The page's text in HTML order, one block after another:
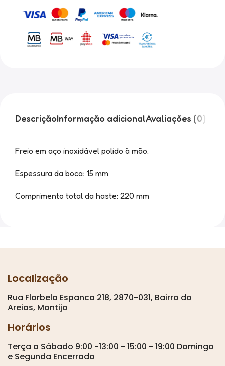
DescriçãoInformação adicionalAvaliações (0)
Freio em aço inoxidável polido à mão.
Espessura da boca: 15 mm
Comprimento total da haste: 220 mm
Localização
Rua Florbela Espanca 218, 2870-031, Bairro do
Areias, Montijo
Horários
Terça a Sábado 9:00 -13:00 - 15:00 - 19:00 Domingo
e Segunda Encerrado